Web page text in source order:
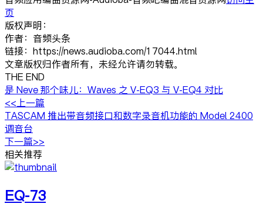
页
版权声明：
作者：音频头条
链接：https://news.audioba.com/17044.html
文章版权归作者所有，未经允许请勿转载。
THE END
是 Neve 那个味儿：Waves 之 V-EQ3 与 V-EQ4 对比
<<上一篇
TASCAM 推出带音频接口和数字录音机功能的 Model 2400
调音台
下一篇>>
相关推荐
EQ-73